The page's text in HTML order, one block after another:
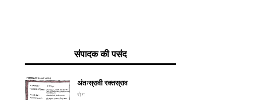
संपादक की पसंद
अंतःस्रावी रक्तस्राव
रोग